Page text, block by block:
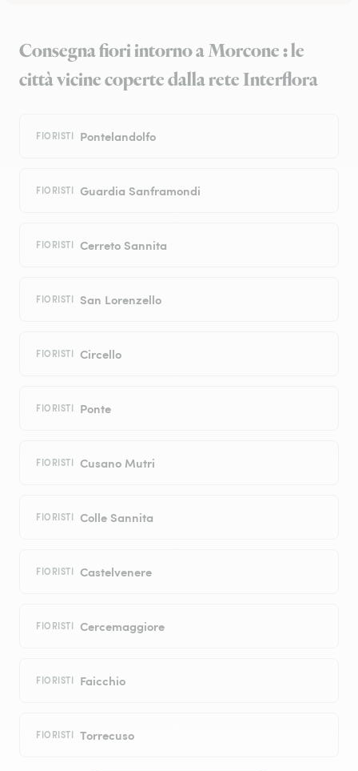
Consegna fiori intorno a Morcone : le
città vicine coperte dalla rete Interflora
FIORISTI Pontelandolfo
FIORISTI Guardia Sanframondi
FIORISTI Cerreto Sannita
FIORISTI San Lorenzello
FIORISTI Circello
FIORISTI Ponte
FIORISTI Cusano Mutri
FIORISTI Colle Sannita
FIORISTI Castelvenere
FIORISTI Cercemaggiore
FIORISTI Faicchio
FIORISTI Torrecuso